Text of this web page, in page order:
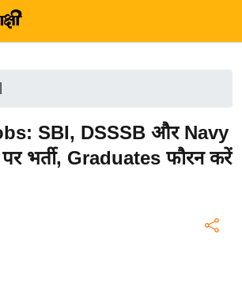
SBI, DSSSB और Navy
भर्ती, Graduates फौरन करें